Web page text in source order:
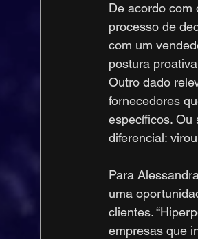
De acordo com
processo de
com um
postura
Outro dado
fornecedores
específicos. Ou
diferencial:
Para
uma
clientes.
empresas que